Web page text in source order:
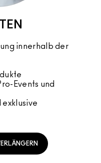
innerhalb der
Events und
exklusive